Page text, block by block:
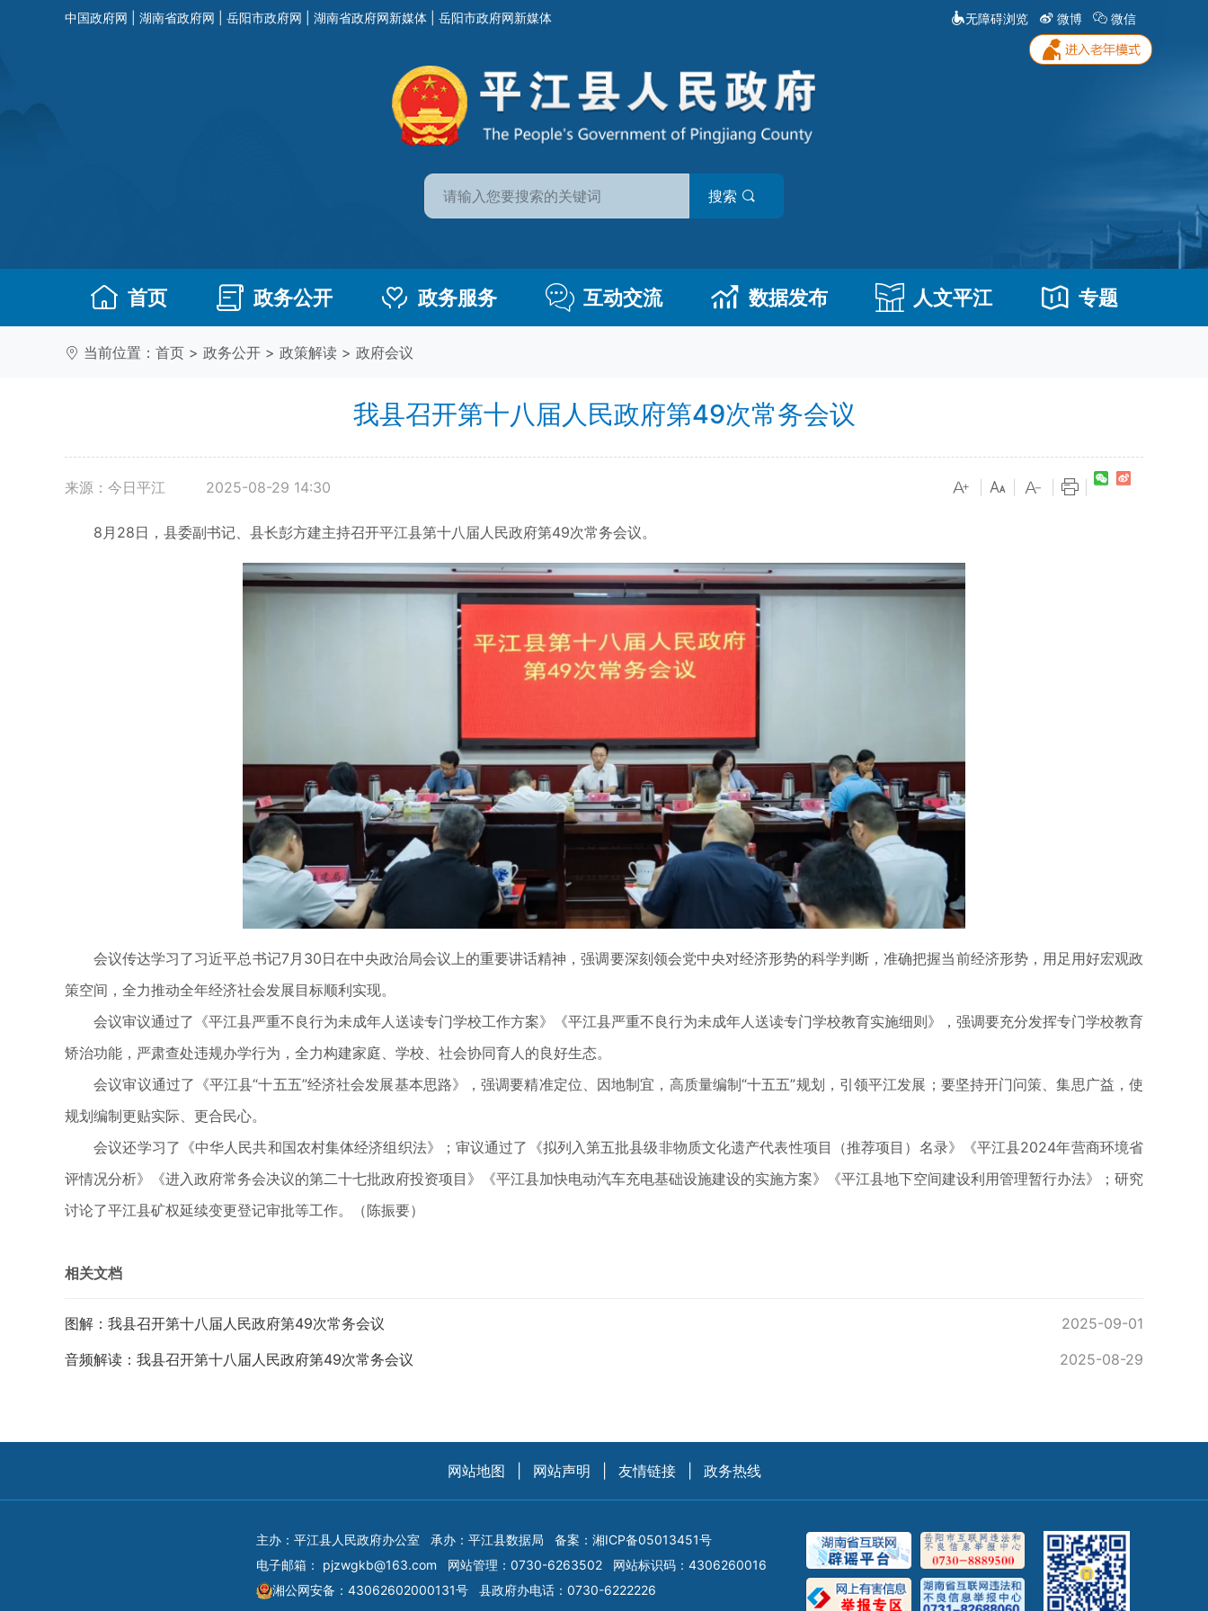
中国政府网 湖南省政府网 岳阳市政府网 湖南省政府网新媒体 岳阳市政府网新媒体 无障碍浏览 微博 微信
搜索
首页 政务公开 政务服务 互动交流 数据发布 人文平江 专题
当前位置： 首页 > 政务公开 > 政策解读 > 政府会议
我县召开第十八届人民政府第49次常务会议
来源：今日平江 2025-08-29 14:30
8月28日，县委副书记、县长彭方建主持召开平江县第十八届人民政府第49次常务会议。
会议传达学习了习近平总书记7月30日在中央政治局会议上的重要讲话精神，强调要深刻领会党中央对经济形势的科学判断，准确把握当前经济形势，用足用好宏观政
策空间，全力推动全年经济社会发展目标顺利实现。
会议审议通过了《平江县严重不良行为未成年人送读专门学校工作方案》《平江县严重不良行为未成年人送读专门学校教育实施细则》，强调要充分发挥专门学校教育
矫治功能，严肃查处违规办学行为，全力构建家庭、学校、社会协同育人的良好生态。
会议审议通过了《平江县“十五五”经济社会发展基本思路》，强调要精准定位、因地制宜，高质量编制“十五五”规划，引领平江发展；要坚持开门问策、集思广益，使
规划编制更贴实际、更合民心。
会议还学习了《中华人民共和国农村集体经济组织法》；审议通过了《拟列入第五批县级非物质文化遗产代表性项目（推荐项目）名录》《平江县2024年营商环境省
评情况分析》《进入政府常务会决议的第二十七批政府投资项目》《平江县加快电动汽车充电基础设施建设的实施方案》《平江县地下空间建设利用管理暂行办法》；研究
讨论了平江县矿权延续变更登记审批等工作。（陈振要）
相关文档
图解：我县召开第十八届人民政府第49次常务会议
2025-09-01
音频解读：我县召开第十八届人民政府第49次常务会议
2025-08-29
网站地图 网站声明 友情链接 政务热线
主办：平江县人民政府办公室 承办：平江县数据局 备案： 湘ICP备05013451号
电子邮箱： pjzwgkb@163.com 网站管理：0730-6263502
网站标识码：4306260016
湘公网安备：43062602000131号
县政府办电话：0730-6222226